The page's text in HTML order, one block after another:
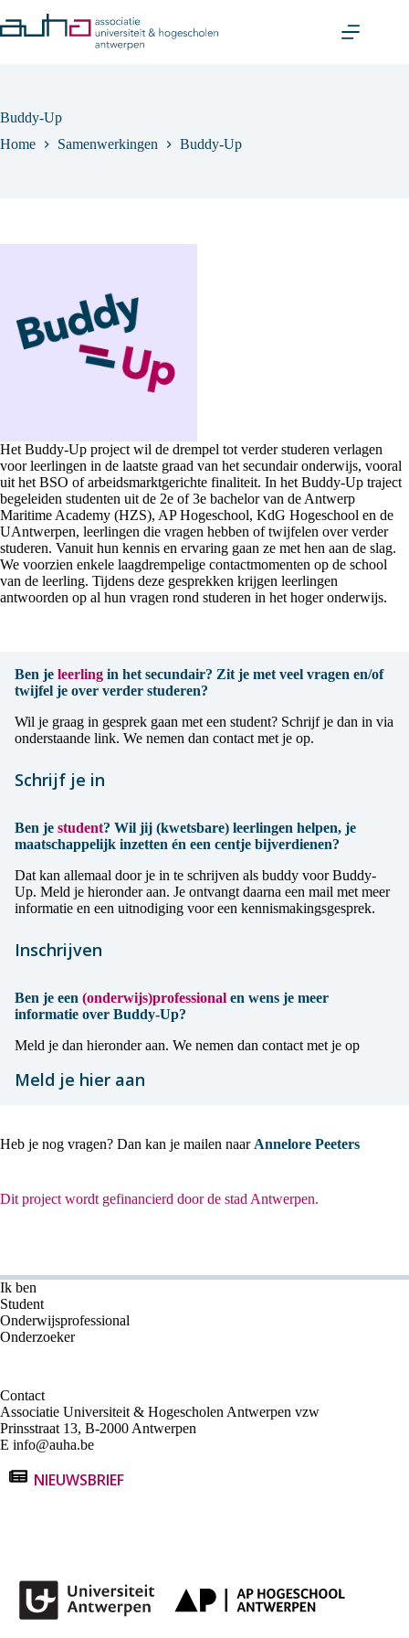
to
content
Buddy-Up
Home
Samenwerkingen Buddy-Up
Het Buddy-Up project wil de drempel tot verder studeren verlagen
voor leerlingen in de laatste graad van het secundair onderwijs, vooral
uit het BSO of arbeidsmarktgerichte finaliteit. In het Buddy-Up traject
begeleiden studenten uit de 2e of 3e bachelor van de Antwerp
Maritime Academy (HZS), AP Hogeschool, KdG Hogeschool en de
UAntwerpen, leerlingen die vragen hebben of twijfelen over verder
studeren. Vanuit hun kennis en ervaring gaan ze met hen aan de slag.
We voorzien enkele laagdrempelige contactmomenten op de school
van de leerling. Tijdens deze gesprekken krijgen leerlingen
antwoorden op al hun vragen rond studeren in het hoger onderwijs.
Ben je leerling in het secundair? Zit je met veel vragen en/of
twijfel je over verder studeren?
Wil je graag in gesprek gaan met een student? Schrijf je dan in via
onderstaande link. We nemen dan contact met je op.
Schrijf je in
Ben je student? Wil jij (kwetsbare) leerlingen helpen, je
maatschappelijk inzetten én een centje bijverdienen?
Dat kan allemaal door je in te schrijven als buddy voor Buddy-
Up. Meld je hieronder aan. Je ontvangt daarna een mail met meer
informatie en een uitnodiging voor een kennismakingsgesprek.
Inschrijven
Ben je een (onderwijs)professional en wens je meer
informatie over Buddy-Up?
Meld je dan hieronder aan. We nemen dan contact met je op
Meld je hier aan
Heb je nog vragen? Dan kan je mailen naar Annelore Peeters
Dit project wordt gefinancierd door de stad Antwerpen.
Ik ben
Student
Onderwijsprofessional
Onderzoeker
Contact
Associatie Universiteit & Hogescholen Antwerpen vzw
Prinsstraat 13, B-2000 Antwerpen
E info@auha.be
NIEUWSBRIEF